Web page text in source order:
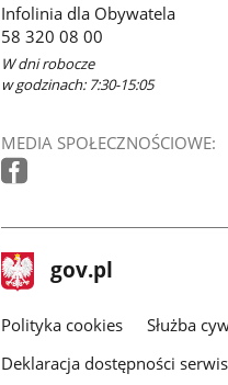
Infolinia dla Obywatela
58 320 08 00
W dni robocze
w godzinach: 7:30-15:05
MEDIA SPOŁECZNOŚCIOWE:
stopka
gov.pl Strona
gov.pl
gov.pl
Polityka cookies Służba
Deklaracja dostępności